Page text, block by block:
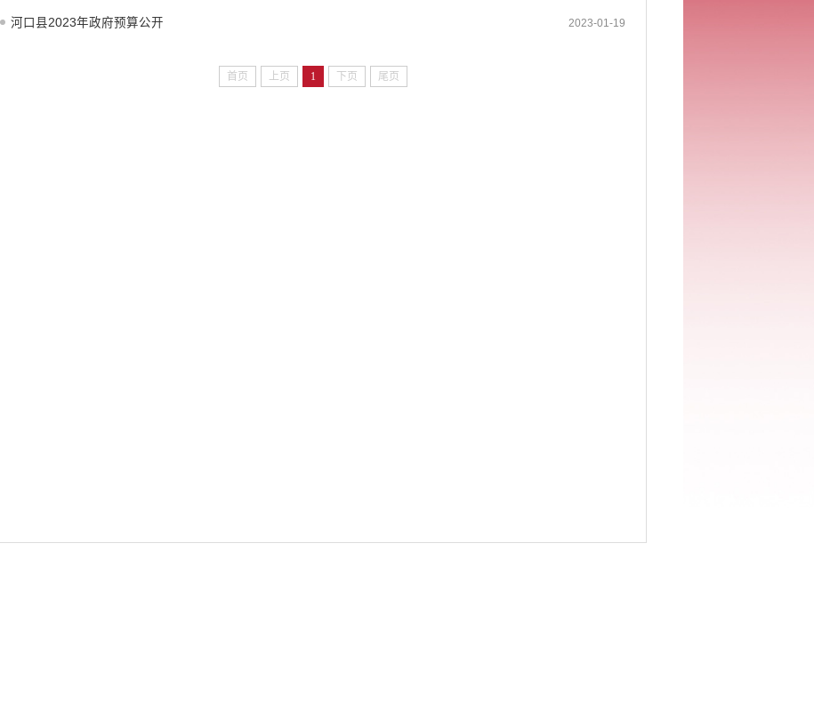
河口县2023年政府预算公开 2023-01-19
首页 上页 1 下页 尾页